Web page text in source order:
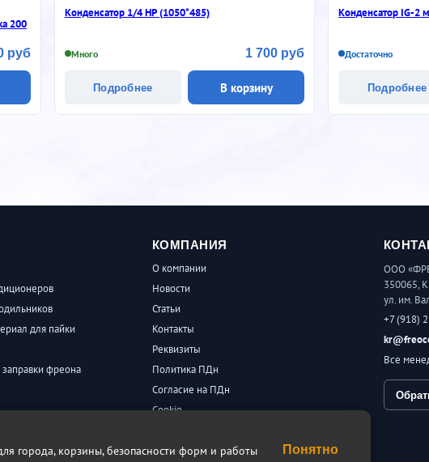
200
руб
Конденсатор 1/4 НР (1050*485)
Много 1 700 руб
Подробнее В корзину
Конденсатор IG-2
Достаточно
Подробнее
для пайки
фреона
КОМПАНИЯ
О компании
Новости
Статьи
Контакты
Реквизиты
Политика ПДн
Согласие на ПДн
Cookie
Условия продажи
ООО
350065,
ул. им.
+7 (918)
Все
города, корзины, безопасности форм и работы
Понятно